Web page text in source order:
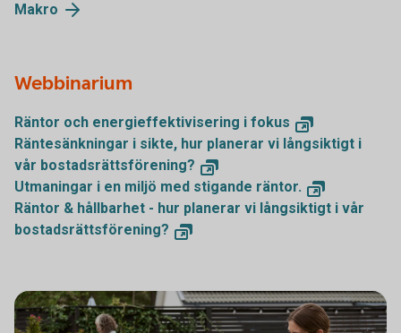
Makro
Webbinarium
Räntor och energieffektivisering i fokus
Räntesänkningar i sikte, hur planerar vi långsiktigt i
vår bostadsrättsförening?
Utmaningar i en miljö med stigande räntor.
Räntor & hållbarhet - hur planerar vi långsiktigt i vår
bostadsrättsförening?